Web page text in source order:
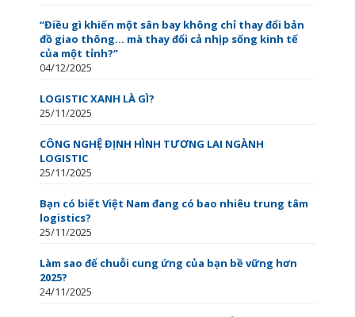
“Điều gì khiến một sân bay không chỉ thay đổi bản
đồ giao thông… mà thay đổi cả nhịp sống kinh tế
của một tỉnh?”
04/12/2025
LOGISTIC XANH LÀ GÌ?
25/11/2025
CÔNG NGHỆ ĐỊNH HÌNH TƯƠNG LAI NGÀNH
LOGISTIC
25/11/2025
Bạn có biết Việt Nam đang có bao nhiêu trung tâm
logistics?
25/11/2025
Làm sao để chuỗi cung ứng của bạn bề vững hơn
2025?
24/11/2025